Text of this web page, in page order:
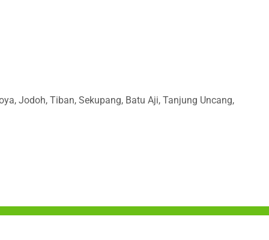
Jodoh, Tiban, Sekupang, Batu Aji, Tanjung Uncang,